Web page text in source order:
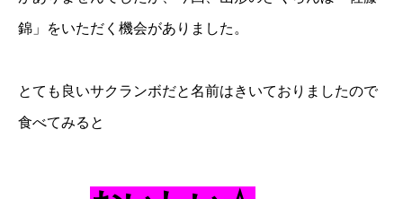
錦」をいただく機会がありました。
とても良いサクランボだと名前はきいておりましたので
食べてみると